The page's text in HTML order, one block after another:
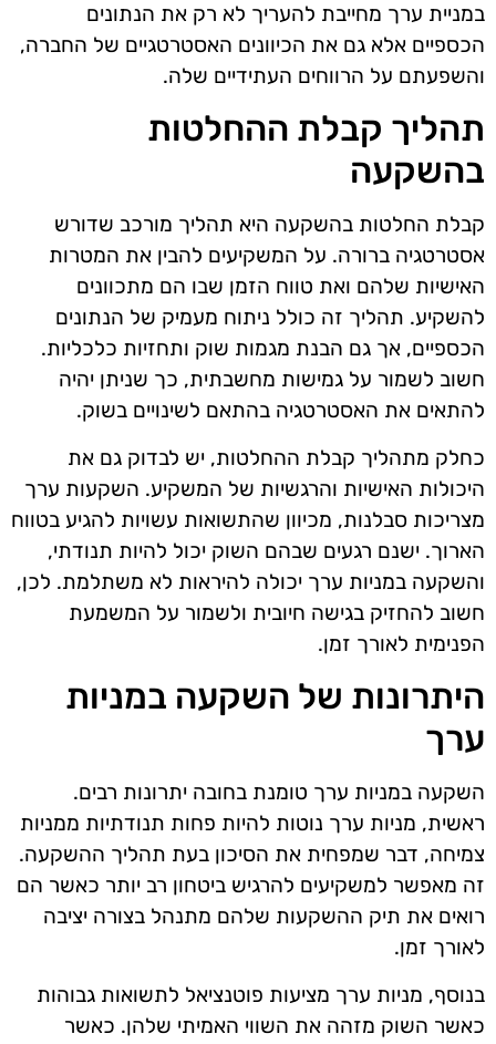
במניית ערך מחייבת להעריך לא רק את הנתונים
הכספיים אלא גם את הכיוונים האסטרטגיים של החברה,
והשפעתם על הרווחים העתידיים שלה.
תהליך קבלת ההחלטות
בהשקעה
קבלת החלטות בהשקעה היא תהליך מורכב שדורש
אסטרטגיה ברורה. על המשקיעים להבין את המטרות
האישיות שלהם ואת טווח הזמן שבו הם מתכוונים
להשקיע. תהליך זה כולל ניתוח מעמיק של הנתונים
הכספיים, אך גם הבנת מגמות שוק ותחזיות כלכליות.
חשוב לשמור על גמישות מחשבתית, כך שניתן יהיה
להתאים את האסטרטגיה בהתאם לשינויים בשוק.
כחלק מתהליך קבלת ההחלטות, יש לבדוק גם את
היכולות האישיות והרגשיות של המשקיע. השקעות ערך
מצריכות סבלנות, מכיוון שהתשואות עשויות להגיע בטווח
הארוך. ישנם רגעים שבהם השוק יכול להיות תנודתי,
והשקעה במניות ערך יכולה להיראות לא משתלמת. לכן,
חשוב להחזיק בגישה חיובית ולשמור על המשמעת
הפנימית לאורך זמן.
היתרונות של השקעה במניות
ערך
השקעה במניות ערך טומנת בחובה יתרונות רבים.
ראשית, מניות ערך נוטות להיות פחות תנודתיות ממניות
צמיחה, דבר שמפחית את הסיכון בעת תהליך ההשקעה.
זה מאפשר למשקיעים להרגיש ביטחון רב יותר כאשר הם
רואים את תיק ההשקעות שלהם מתנהל בצורה יציבה
לאורך זמן.
בנוסף, מניות ערך מציעות פוטנציאל לתשואות גבוהות
כאשר השוק מזהה את השווי האמיתי שלהן. כאשר